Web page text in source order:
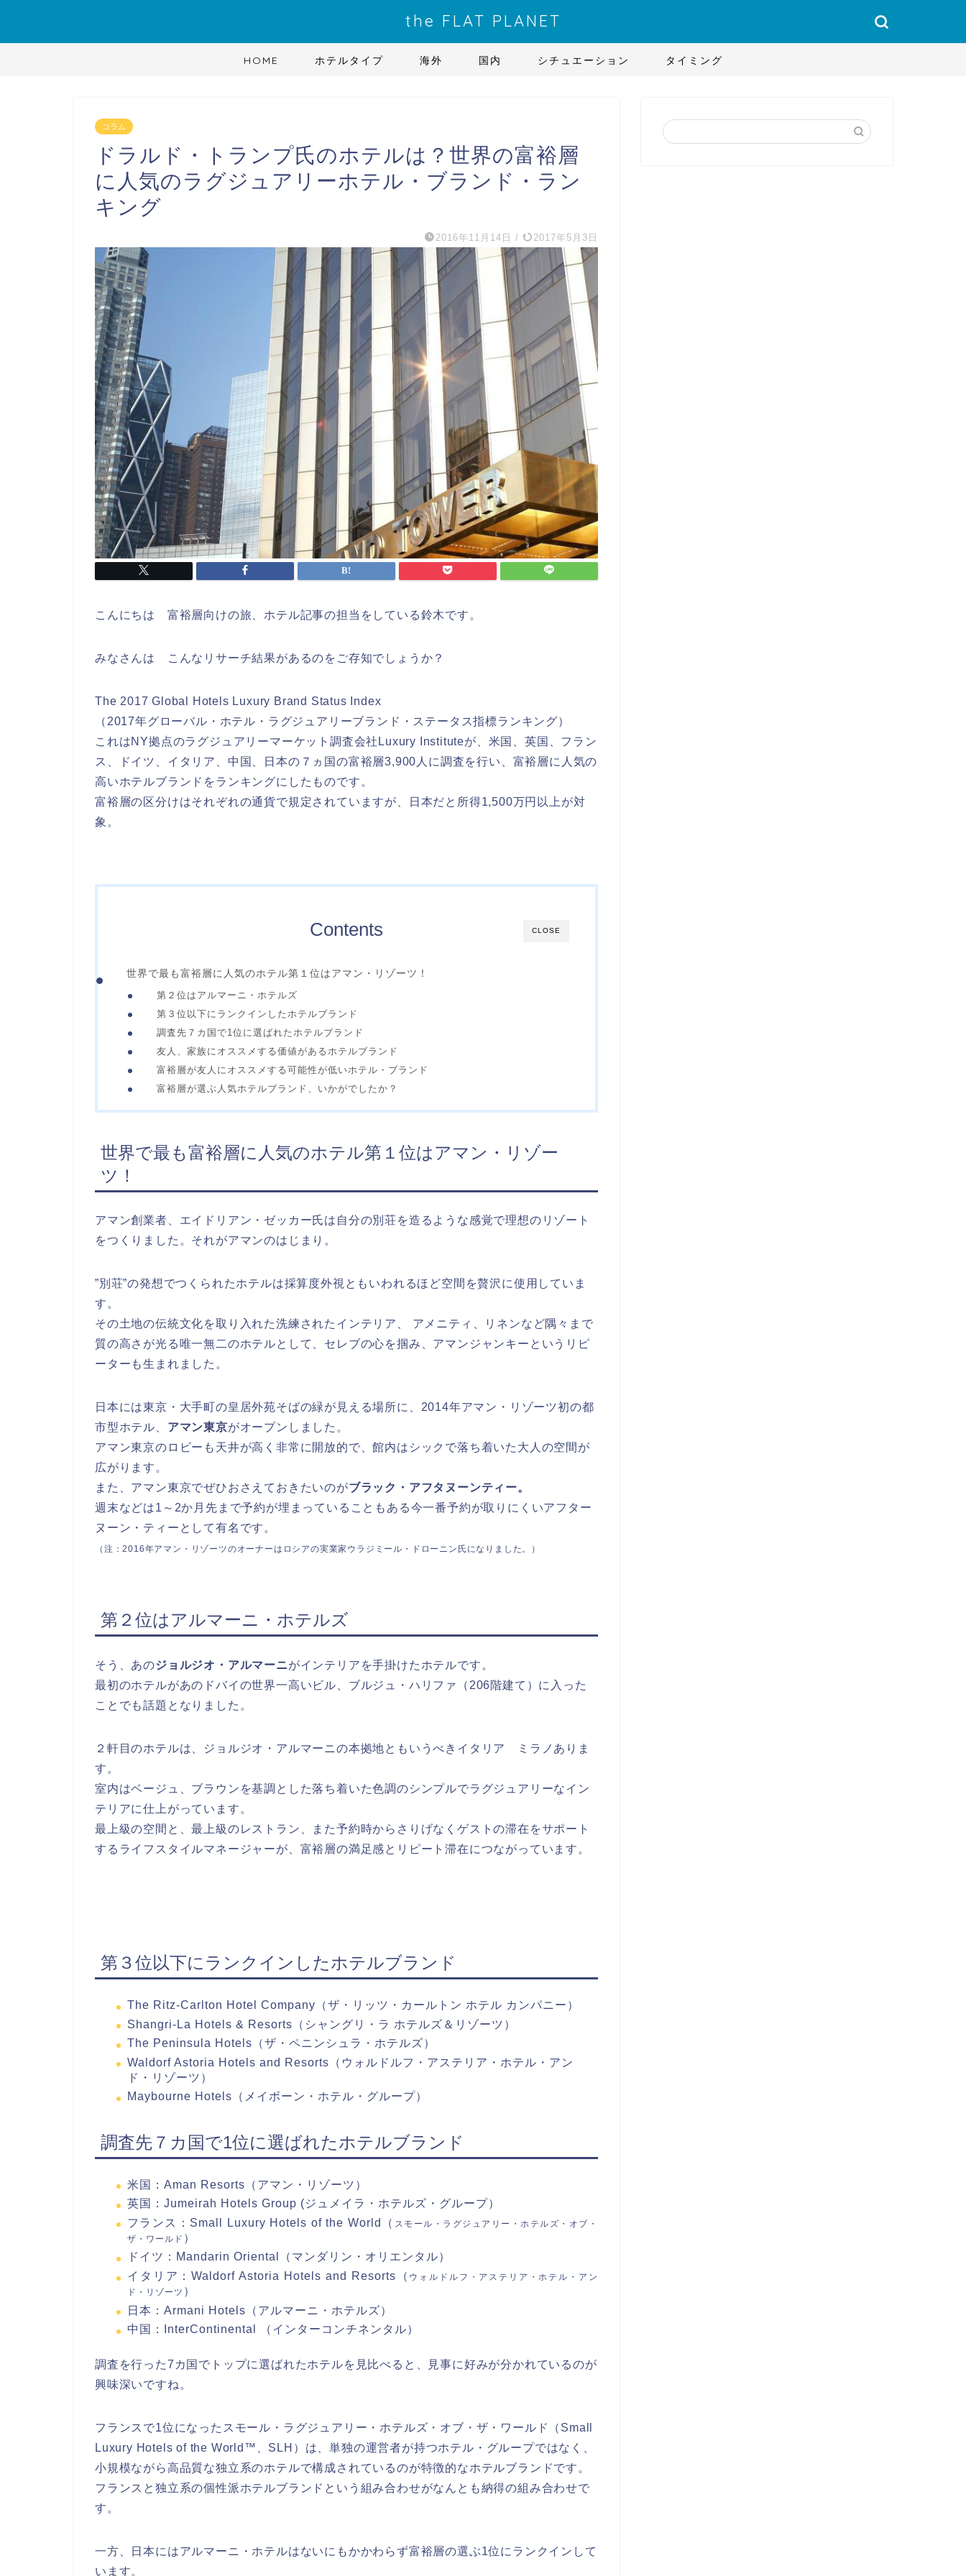
the FLAT PLANET
HOME ホテルタイプ 海外 国内 シチュエーション タイミング
コラム
ドラルド・トランプ氏のホテルは？世界の富裕層
に人気のラグジュアリーホテル・ブランド・ラン
キング
2016年11月14日 / 2017年5月3日
こんにちは 富裕層向けの旅、ホテル記事の担当をしている鈴木です。
みなさんは こんなリサーチ結果があるのをご存知でしょうか？
The 2017 Global Hotels Luxury Brand Status Index
（2017年グローバル・ホテル・ラグジュアリーブランド・ステータス指標ランキング）
これはNY拠点のラグジュアリーマーケット調査会社Luxury Instituteが、米国、英国、フラン
ス、ドイツ、イタリア、中国、日本の７ヵ国の富裕層3,900人に調査を行い、富裕層に人気の
高いホテルブランドをランキングにしたものです。
富裕層の区分けはそれぞれの通貨で規定されていますが、日本だと所得1,500万円以上が対
象。
CLOSE
Contents
世界で最も富裕層に人気のホテル第１位はアマン・リゾーツ！
第２位はアルマーニ・ホテルズ
第３位以下にランクインしたホテルブランド
調査先７カ国で1位に選ばれたホテルブランド
友人、家族にオススメする価値があるホテルブランド
富裕層が友人にオススメする可能性が低いホテル・ブランド
富裕層が選ぶ人気ホテルブランド、いかがでしたか？
世界で最も富裕層に人気のホテル第１位はアマン・リゾー
ツ！
アマン創業者、エイドリアン・ゼッカー氏は自分の別荘を造るような感覚で理想のリゾート
をつくりました。それがアマンのはじまり。
”別荘”の発想でつくられたホテルは採算度外視ともいわれるほど空間を贅沢に使用していま
す。
その土地の伝統文化を取り入れた洗練されたインテリア、 アメニティ、リネンなど隅々まで
質の高さが光る唯一無二のホテルとして、セレブの心を掴み、アマンジャンキーというリピ
ーターも生まれました。
日本には東京・大手町の皇居外苑そばの緑が見える場所に、2014年アマン・リゾーツ初の都
市型ホテル、 アマン東京がオープンしました。
アマン東京のロビーも天井が高く非常に開放的で、館内はシックで落ち着いた大人の空間が
広がります。
また、アマン東京でぜひおさえておきたいのがブラック・アフタヌーンティー。
週末などは1～2か月先まで予約が埋まっていることもある今一番予約が取りにくいアフター
ヌーン・ティーとして有名です。
（注：2016年アマン・リゾーツのオーナーはロシアの実業家ウラジミール・ドローニン氏になりました。）
第２位はアルマーニ・ホテルズ
そう、あのジョルジオ・アルマーニがインテリアを手掛けたホテルです。
最初のホテルがあのドバイの世界一高いビル、ブルジュ・ハリファ（206階建て）に入った
ことでも話題となりました。
２軒目のホテルは、ジョルジオ・アルマーニの本拠地ともいうべきイタリア ミラノありま
す。
室内はベージュ、ブラウンを基調とした落ち着いた色調のシンプルでラグジュアリーなイン
テリアに仕上がっています。
最上級の空間と、最上級のレストラン、また予約時からさりげなくゲストの滞在をサポート
するライフスタイルマネージャーが、富裕層の満足感とリピート滞在につながっています。
第３位以下にランクインしたホテルブランド
The Ritz-Carlton Hotel Company（ザ・リッツ・カールトン ホテル カンパニー）
Shangri-La Hotels & Resorts（シャングリ・ラ ホテルズ＆リゾーツ）
The Peninsula Hotels（ザ・ペニンシュラ・ホテルズ）
Waldorf Astoria Hotels and Resorts（ウォルドルフ・アステリア・ホテル・アン
ド・リゾーツ）
Maybourne Hotels（メイボーン・ホテル・グループ）
調査先７カ国で1位に選ばれたホテルブランド
米国：Aman Resorts（アマン・リゾーツ）
英国：Jumeirah Hotels Group (ジュメイラ・ホテルズ・グループ）
フランス：Small Luxury Hotels of the World（ スモール・ラグジュアリー・ホテルズ・オブ・
ザ・ワールド ）
ドイツ：Mandarin Oriental（マンダリン・オリエンタル）
イタリア：Waldorf Astoria Hotels and Resorts（ ウォルドルフ・アステリア・ホテル・アン
ド・リゾーツ ）
日本：Armani Hotels（アルマーニ・ホテルズ）
中国：InterContinental （インターコンチネンタル）
調査を行った7カ国でトップに選ばれたホテルを見比べると、見事に好みが分かれているのが
興味深いですね。
フランスで1位になったスモール・ラグジュアリー・ホテルズ・オブ・ザ・ワールド（Small
Luxury Hotels of the World™、SLH）は、単独の運営者が持つホテル・グループではなく、
小規模ながら高品質な独立系のホテルで構成されているのが特徴的なホテルブランドです。
フランスと独立系の個性派ホテルブランドという組み合わせがなんとも納得の組み合わせで
す。
一方、日本にはアルマーニ・ホテルはないにもかかわらず富裕層の選ぶ1位にランクインして
います。